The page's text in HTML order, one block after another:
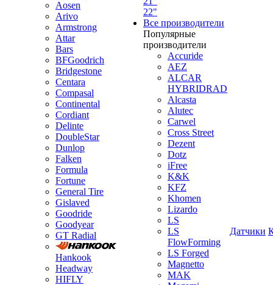
Aosen
Arivo
Armstrong
Attar
Bars
BFGoodrich
Bridgestone
Centara
Compasal
Continental
Cordiant
Delinte
DoubleStar
Dunlop
Falken
Formula
Fortune
General Tire
Gislaved
Goodride
Goodyear
GT Radial
Hankook
Headway
HIFLY
22"
Все производители
Популярные
производители
Accuride
AEZ
ALCAR
HYBRIDRAD
Alcasta
Alutec
Carwel
Cross Street
Dezent
Dotz
iFree
K&K
KFZ
Khomen
Lizardo
LS
LS
FlowForming
LS Forged
Magnetto
MAK
Датчики